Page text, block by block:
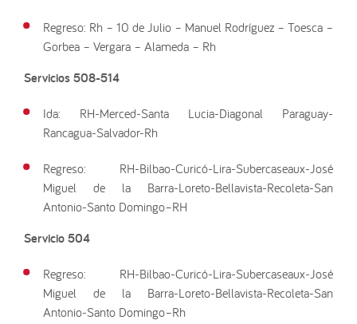
Regreso: Rh – 10 de Julio – Manuel Rodríguez – Toesca –
Gorbea – Vergara – Alameda – Rh
Servicios 508-514
Ida: RH-Merced-Santa Lucia-Diagonal Paraguay-
Rancagua-Salvador-Rh
Regreso: RH-Bilbao-Curicó-Lira-Subercaseaux-José
Miguel de la Barra-Loreto-Bellavista-Recoleta-San
Antonio-Santo Domingo–RH
Servicio 504
Regreso: RH-Bilbao-Curicó-Lira-Subercaseaux-José
Miguel de la Barra-Loreto-Bellavista-Recoleta-San
Antonio-Santo Domingo–Rh